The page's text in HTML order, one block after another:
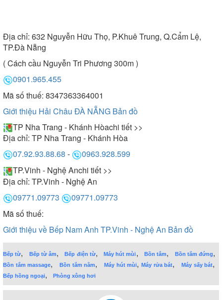
Địa chỉ: 632 Nguyễn Hữu Thọ, P.Khuê Trung, Q.Cẩm Lệ,
TP.Đà Nẵng
( Cách cầu Nguyễn Tri Phương 300m )
0901.965.455
Mã số thuế: 8347363364001
Giới thiệu Hải Châu ĐÀ NẴNG Bản đồ
TP Nha Trang - Khánh Hòachi tiết >>
Địa chỉ: TP Nha Trang - Khánh Hòa
07.92.93.88.68 -
0963.928.599
TP.Vinh - Nghệ Anchi tiết >>
Địa chỉ: TP.Vinh - Nghệ An
09771.09773
09771.09773
Mã số thuế:
Giới thiệu về Bếp Nam Anh TP.Vinh - Nghệ An Bản đồ
Bếp từ, Bếp từ âm,Bếp điện từ,Máy hút mùi, Bồn tắm, Bồn tắm đứng,
Bồn tắm massage,Bồn tắm nằm,Máy hút mùi,Máy rửa bát,Máy sấy bát,
Bếp hồng ngoại, Phòng xông hơi